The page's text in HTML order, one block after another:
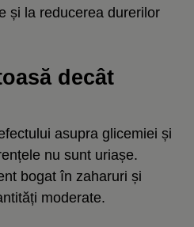
și la reducerea durerilor
decât
asupra glicemiei și
nu sunt uriașe.
bogat în zaharuri și
moderate.